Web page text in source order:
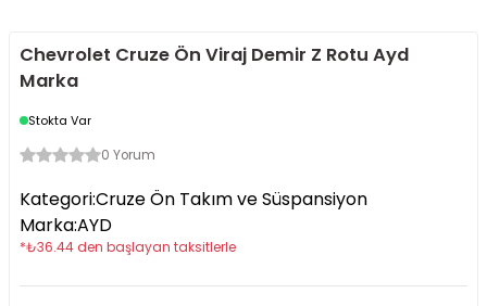
Chevrolet Cruze Ön Viraj Demir Z Rotu Ayd
Marka
Stokta Var
0 Yorum
Kategori:Cruze Ön Takım ve Süspansiyon
Marka:AYD
*₺36.44 den başlayan taksitlerle